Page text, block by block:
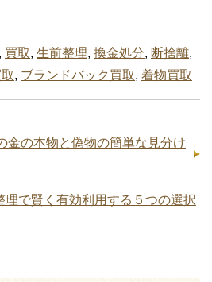
, 買取, 生前整理, 換金処分, 断捨離,
, ブランドバック買取, 着物買取
金の本物と偽物の簡単な見分け
理で賢く有効利用する５つの選択